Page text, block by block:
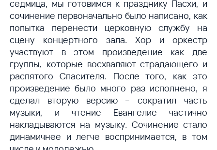
седмица, мы готовимся к празднику Пасхи, и
сочинение первоначально было написано, как
попытка перенести церковную службу на
сцену концертного зала. Хор и оркестр
участвуют в этом произведение как две
группы, которые восхваляют страдающего и
распятого Спасителя. После того, как это
произведение было много раз исполнено, я
сделал вторую версию – сократил часть
музыки, и чтение Евангелие частично
накладываются на музыку. Сочинение стало
динамичнее и легче воспринимается, в том